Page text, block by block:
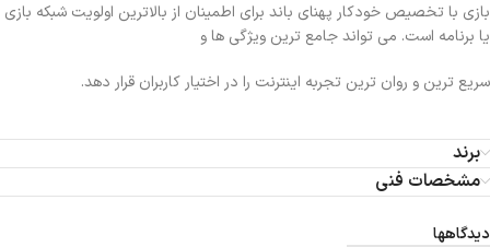
بازی با تخصیص خودکار پهنای باند برای اطمینان از بالاترین اولویت شبکه بازی
یا برنامه است. می تواند جامع ترین ویژگی ها و
سریع ترین و روان ترین تجربه اینترنت را در اختیار کاربران قرار دهد.
برند
مشخصات فنی
دیدگاهها